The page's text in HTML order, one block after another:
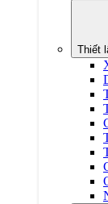
Thiết